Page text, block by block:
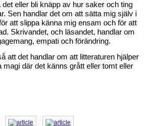
det eller bli knäpp av hur saker och ting
Sen handlar det om att sätta mig själv i
att slippa känna mig ensam och för att
Skrivandet, och läsandet, handlar om
empati och förändring.
att det handlar om att litteraturen hjälper
magi där det känns grått eller tomt eller